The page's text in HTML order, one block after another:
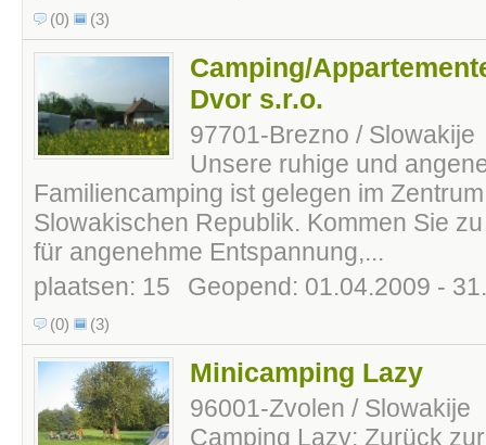
(0) (3)
Camping/
Dvor s.r.o.
97701-Brezno / Slowakije
Unsere ruhige und
Familiencamping ist gelegen im
Slowakischen Republik. Kommen Sie
für angenehme Entspannung,...
plaatsen: 15
Geopend: 01.04.2009 -
(0) (3)
Minicamping Lazy
96001-Zvolen / Slowakije
Camping Lazy: Zurück